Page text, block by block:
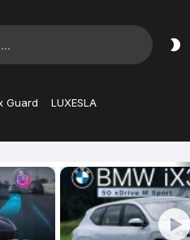
Guard LUXESLA